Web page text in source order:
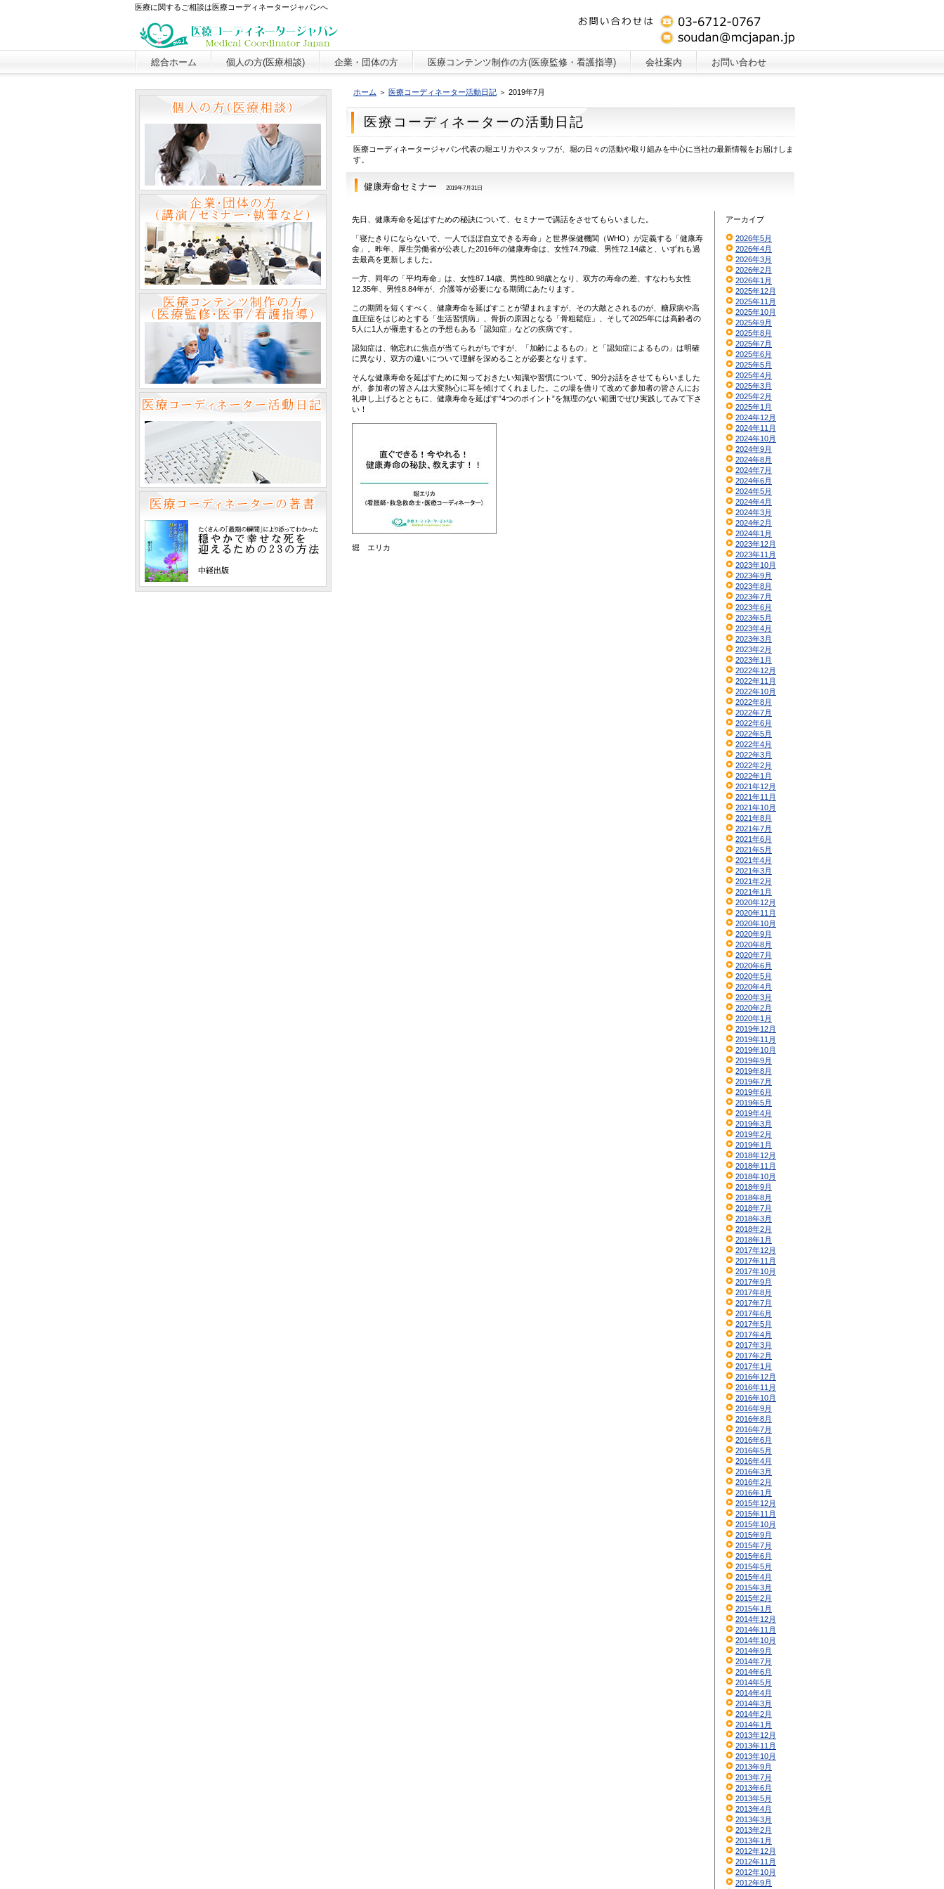
医療に関するご相談は医療コーディネータージャパンへ
ホーム ＞ 医療コーディネーター活動日記 ＞ 2019年7月
医療コーディネーターの活動日記
医療コーディネータージャパン代表の堀エリカやスタッフが、堀の日々の活動や取り組みを中心に当社の最新情報をお届けしま
す。
健康寿命セミナー 2019年7月31日
先日、健康寿命を延ばすための秘訣について、セミナーで講話をさせてもらいました。
「寝たきりにならないで、一人でほぼ自立できる寿命」と世界保健機関（WHO）が定義する「健康寿
命」。昨年、厚生労働省が公表した2016年の健康寿命は、女性74.79歳、男性72.14歳と、いずれも過
去最高を更新しました。
一方、同年の「平均寿命」は、女性87.14歳、男性80.98歳となり、双方の寿命の差、すなわち女性
12.35年、男性8.84年が、介護等が必要になる期間にあたります。
この期間を短くすべく、健康寿命を延ばすことが望まれますが、その大敵とされるのが、糖尿病や高
血圧症をはじめとする「生活習慣病」、骨折の原因となる「骨粗鬆症」、そして2025年には高齢者の
5人に1人が罹患するとの予想もある「認知症」などの疾病です。
認知症は、物忘れに焦点が当てられがちですが、「加齢によるもの」と「認知症によるもの」は明確
に異なり、双方の違いについて理解を深めることが必要となります。
そんな健康寿命を延ばすために知っておきたい知識や習慣について、90分お話をさせてもらいました
が、参加者の皆さんは大変熱心に耳を傾けてくれました。この場を借りて改めて参加者の皆さんにお
礼申し上げるとともに、健康寿命を延ばす”4つのポイント”を無理のない範囲でぜひ実践してみて下さ
い！
堀 エリカ
アーカイブ
2026年5月
2026年4月
2026年3月
2026年2月
2026年1月
2025年12月
2025年11月
2025年10月
2025年9月
2025年8月
2025年7月
2025年6月
2025年5月
2025年4月
2025年3月
2025年2月
2025年1月
2024年12月
2024年11月
2024年10月
2024年9月
2024年8月
2024年7月
2024年6月
2024年5月
2024年4月
2024年3月
2024年2月
2024年1月
2023年12月
2023年11月
2023年10月
2023年9月
2023年8月
2023年7月
2023年6月
2023年5月
2023年4月
2023年3月
2023年2月
2023年1月
2022年12月
2022年11月
2022年10月
2022年8月
2022年7月
2022年6月
2022年5月
2022年4月
2022年3月
2022年2月
2022年1月
2021年12月
2021年11月
2021年10月
2021年8月
2021年7月
2021年6月
2021年5月
2021年4月
2021年3月
2021年2月
2021年1月
2020年12月
2020年11月
2020年10月
2020年9月
2020年8月
2020年7月
2020年6月
2020年5月
2020年4月
2020年3月
2020年2月
2020年1月
2019年12月
2019年11月
2019年10月
2019年9月
2019年8月
2019年7月
2019年6月
2019年5月
2019年4月
2019年3月
2019年2月
2019年1月
2018年12月
2018年11月
2018年10月
2018年9月
2018年8月
2018年7月
2018年3月
2018年2月
2018年1月
2017年12月
2017年11月
2017年10月
2017年9月
2017年8月
2017年7月
2017年6月
2017年5月
2017年4月
2017年3月
2017年2月
2017年1月
2016年12月
2016年11月
2016年10月
2016年9月
2016年8月
2016年7月
2016年6月
2016年5月
2016年4月
2016年3月
2016年2月
2016年1月
2015年12月
2015年11月
2015年10月
2015年9月
2015年7月
2015年6月
2015年5月
2015年4月
2015年3月
2015年2月
2015年1月
2014年12月
2014年11月
2014年10月
2014年9月
2014年7月
2014年6月
2014年5月
2014年4月
2014年3月
2014年2月
2014年1月
2013年12月
2013年11月
2013年10月
2013年9月
2013年7月
2013年6月
2013年5月
2013年4月
2013年3月
2013年2月
2013年1月
2012年12月
2012年11月
2012年10月
2012年9月
総合ホーム 個人の方(医療相談) 企業・団体の方 医療コンテンツ制作の方(医療監修・看護指導) 会社案内 お問い合わせ